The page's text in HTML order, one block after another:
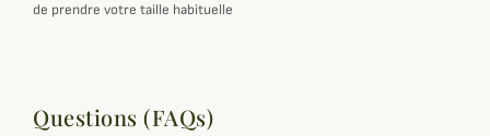
de prendre votre taille habituelle
Questions (FAQs)